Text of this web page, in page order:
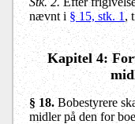
nævnt i § 15, stk. 1,
Kapitel 4:
§ 18.Bobestyrere
midler på den for